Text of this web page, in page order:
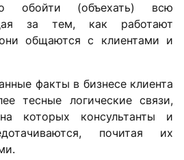
обойти (объехать) всю
за тем, как работают
общаются с клиентами и
факты в бизнесе клиента
тесные логические связи,
которых консультанты и
почитая их